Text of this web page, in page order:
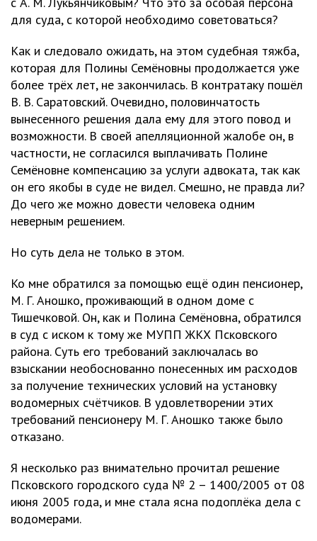
для суда, с которой необходимо советоваться?
Как и следовало ожидать, на этом судебная тяжба,
которая для Полины Семёновны продолжается уже
более трёх лет, не закончилась. В контратаку пошёл
В. В. Саратовский. Очевидно, половинчатость
вынесенного решения дала ему для этого повод и
возможности. В своей апелляционной жалобе он, в
частности, не согласился выплачивать Полине
Семёновне компенсацию за услуги адвоката, так как
он его якобы в суде не видел. Смешно, не правда ли?
До чего же можно довести человека одним
неверным решением.
Но суть дела не только в этом.
Ко мне обратился за помощью ещё один пенсионер,
М. Г. Аношко, проживающий в одном доме с
Тишечковой. Он, как и Полина Семёновна, обратился
в суд с иском к тому же МУПП ЖКХ Псковского
района. Суть его требований заключалась во
взыскании необоснованно понесенных им расходов
за получение технических условий на установку
водомерных счётчиков. В удовлетворении этих
требований пенсионеру М. Г. Аношко также было
отказано.
Я несколько раз внимательно прочитал решение
Псковского городского суда № 2 – 1400/2005 от 08
июня 2005 года, и мне стала ясна подоплёка дела с
водомерами.